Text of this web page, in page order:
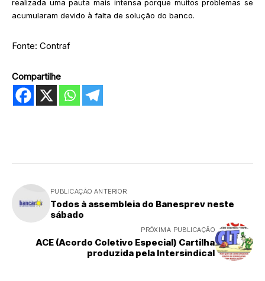
realizada uma pauta mais intensa porque muitos problemas se
acumularam devido à falta de solução do banco.
Fonte: Contraf
Compartilhe
PUBLICAÇÃO ANTERIOR
Todos à assembleia do Banesprev neste
sábado
PRÓXIMA PUBLICAÇÃO
ACE (Acordo Coletivo Especial) Cartilha
produzida pela Intersindical